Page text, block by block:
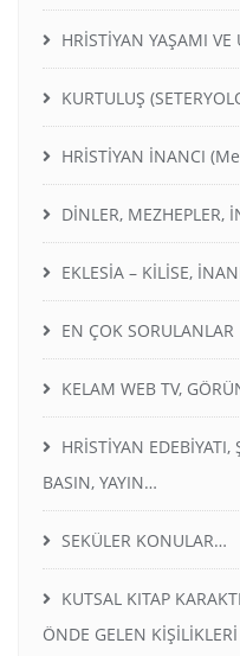
HRİSTİYAN YAŞAMI VE
KURTULUŞ
HRİSTİYAN İNANCI
DİNLER, MEZHEPLER,
EKLESİA – KİLİSE,
EN ÇOK SORULANLAR
KELAM WEB TV,
HRİSTİYAN EDEBİYATI,
BASIN, YAYIN…
SEKÜLER KONULAR…
KUTSAL KITAP
ÖNDE GELEN KİŞİLİKLERİ